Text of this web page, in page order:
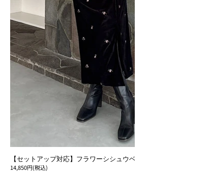
【セットアップ対応】フラワーシシュウベロアスカート
14,850円(税込)